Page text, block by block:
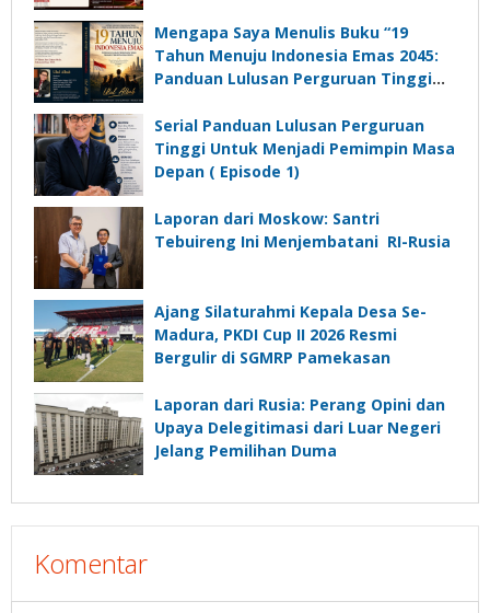
Komunikasi Kades untuk Memajukan
Desa
Mengapa Saya Menulis Buku “19
Tahun Menuju Indonesia Emas 2045:
Panduan Lulusan Perguruan Tinggi
Depan”?
Serial Panduan Lulusan Perguruan
Tinggi Untuk Menjadi Pemimpin Masa
Depan ( Episode 1)
Laporan dari Moskow: Santri
Tebuireng Ini Menjembatani RI-Rusia
Ajang Silaturahmi Kepala Desa Se-
Madura, PKDI Cup II 2026 Resmi
Bergulir di SGMRP Pamekasan
Laporan dari Rusia: Perang Opini dan
Upaya Delegitimasi dari Luar Negeri
Jelang Pemilihan Duma
Komentar